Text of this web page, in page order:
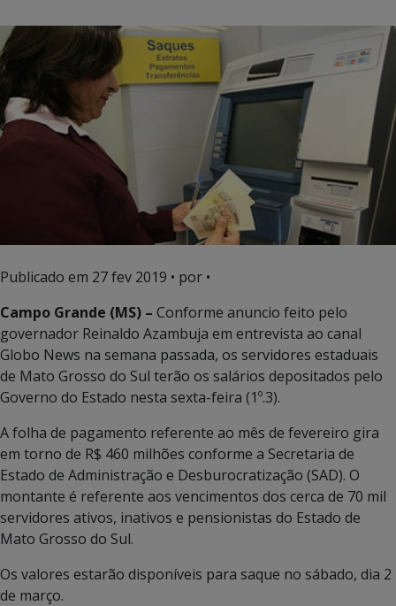
Publicado em 27 fev 2019 • por •
Campo Grande (MS) – Conforme anuncio feito pelo
governador Reinaldo Azambuja em entrevista ao canal
Globo News na semana passada, os servidores estaduais
de Mato Grosso do Sul terão os salários depositados pelo
Governo do Estado nesta sexta-feira (1º.3).
A folha de pagamento referente ao mês de fevereiro gira
em torno de R$ 460 milhões conforme a Secretaria de
Estado de Administração e Desburocratização (SAD). O
montante é referente aos vencimentos dos cerca de 70 mil
servidores ativos, inativos e pensionistas do Estado de
Mato Grosso do Sul.
Os valores estarão disponíveis para saque no sábado, dia 2
de março.